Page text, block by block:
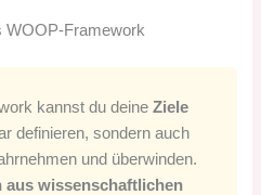
WOOP-Framework
kannst du deine Ziele
definieren, sondern auch
und überwinden.
aus wissenschaftlichen